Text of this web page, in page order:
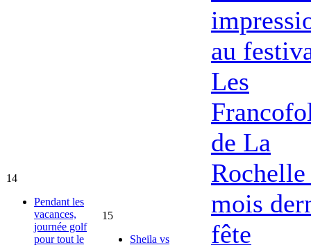
14
Pendant les
vacances,
journée golf
pour tout le
15
Sheila vs
au
Les
de La
mois
fête